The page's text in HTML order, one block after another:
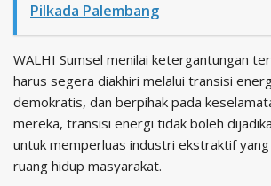
Pilkada Palembang
WALHI Sumsel menilai ketergantungan
harus segera diakhiri melalui transisi
demokratis, dan berpihak pada
mereka, transisi energi tidak boleh
untuk memperluas industri ekstraktif
ruang hidup masyarakat.